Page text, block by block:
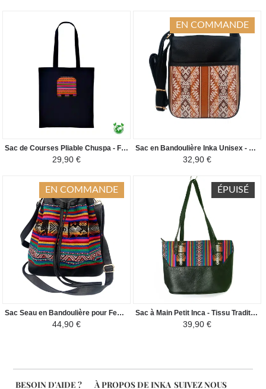
Sac de Courses Pliable Chuspa - Fourre-tout en Toile Péruvienne - Coloré
29,90 €
EN COMMANDE
Sac en Bandoulière Inka Unisex - Tissu Traditionnel Péruvien - Camel foncé / Crème
32,90 €
EN COMMANDE
Sac Seau en Bandoulière pour Femme - Tissu Traditionnel Amazonie Péruvienne - Vert et Coloré/Noir
44,90 €
ÉPUISÉ
Sac à Main Petit Inca - Tissu Traditionnel Amazonie Péruvienne - Vert et Coloré/Noir
39,90 €
BESOIN D'AIDE ? À PROPOS DE INKA SUIVEZ NOUS